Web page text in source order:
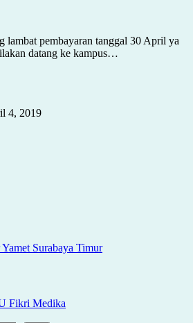
lambat pembayaran tanggal 30 April ya
datang ke kampus…
4, 2019
Yamet Surabaya Timur